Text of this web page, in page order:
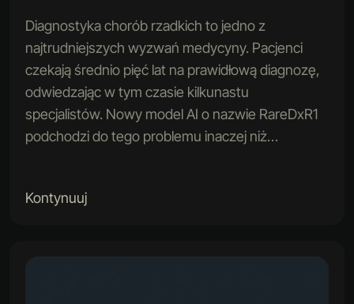
Diagnostyka chorób rzadkich to jedno z
najtrudniejszych wyzwań medycyny. Pacjenci
czekają średnio pięć lat na prawidłową diagnozę,
odwiedzając w tym czasie kilkunastu
specjalistów. Nowy model AI o nazwie RareDxR1
podchodzi do tego problemu inaczej niż…
Kontynuuj